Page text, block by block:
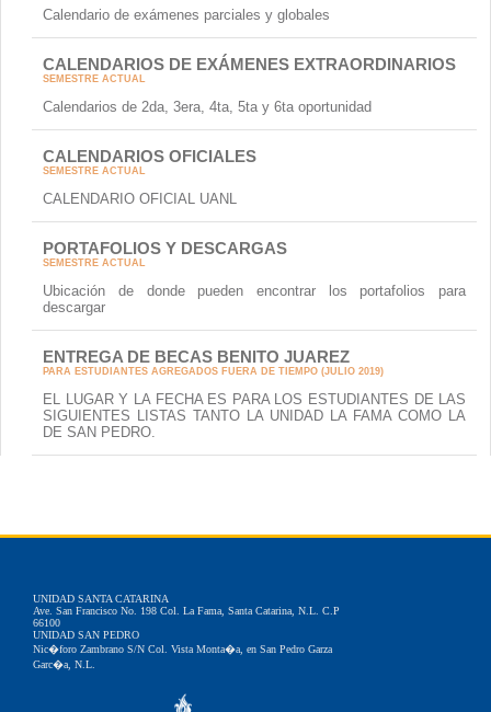
Calendario de exámenes parciales y globales
CALENDARIOS DE EXÁMENES EXTRAORDINARIOS
SEMESTRE ACTUAL
Calendarios de 2da, 3era, 4ta, 5ta y 6ta oportunidad
CALENDARIOS OFICIALES
SEMESTRE ACTUAL
CALENDARIO OFICIAL UANL
PORTAFOLIOS Y DESCARGAS
SEMESTRE ACTUAL
Ubicación de donde pueden encontrar los portafolios para
descargar
ENTREGA DE BECAS BENITO JUAREZ
PARA ESTUDIANTES AGREGADOS FUERA DE TIEMPO (JULIO 2019)
EL LUGAR Y LA FECHA ES PARA LOS ESTUDIANTES DE LAS
SIGUIENTES LISTAS TANTO LA UNIDAD LA FAMA COMO LA
DE SAN PEDRO.
UNIDAD SANTA CATARINA
Ave. San Francisco No. 198 Col. La Fama, Santa Catarina, N.L. C.P
66100
UNIDAD SAN PEDRO
Nic�foro Zambrano S/N Col. Vista Monta�a, en San Pedro Garza
Garc�a, N.L.